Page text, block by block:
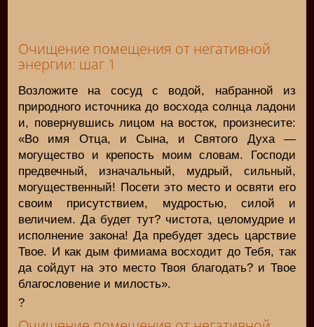
Очищение помещения от негативной
энергии: шаг 1
Возложите на сосуд с водой, набранной из
природного источника до восхода солнца ладони
и, повернувшись лицом на восток, произнесите:
«Во имя Отца, и Сына, и Святого Духа —
могущество и крепость моим словам. Господи
предвечный, изначальный, мудрый, сильный,
могущественный! Посети это место и освяти его
своим присутствием, мудростью, силой и
величием. Да будет тут? чистота, целомудрие и
исполнение закона! Да пребудет здесь царствие
Твое. И как дым фимиама восходит до Тебя, так
да сойдут на это место Твоя благодать? и Твое
благословение и милость».
?